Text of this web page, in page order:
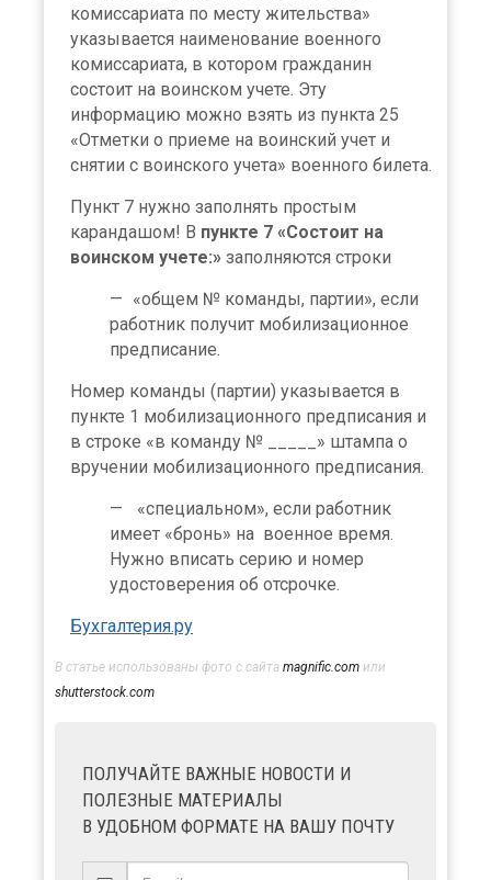
комиссариата по месту жительства»
указывается наименование военного
комиссариата, в котором гражданин
состоит на воинском учете. Эту
информацию можно взять из пункта 25
«Отметки о приеме на воинский учет и
снятии с воинского учета» военного билета.
Пункт 7 нужно заполнять простым
карандашом! В пункте 7 «Состоит на
воинском учете:» заполняются строки
«общем № команды, партии», если
работник получит мобилизационное
предписание.
Номер команды (партии) указывается в
пункте 1 мобилизационного предписания и
в строке «в команду № _____» штампа о
вручении мобилизационного предписания.
«специальном», если работник
имеет «бронь» на военное время.
Нужно вписать серию и номер
удостоверения об отсрочке.
Бухгалтерия.ру
В статье использованы фото с сайта magnific.com или
shutterstock.com
ПОЛУЧАЙТЕ ВАЖНЫЕ НОВОСТИ И
ПОЛЕЗНЫЕ МАТЕРИАЛЫ
В УДОБНОМ ФОРМАТЕ НА ВАШУ ПОЧТУ